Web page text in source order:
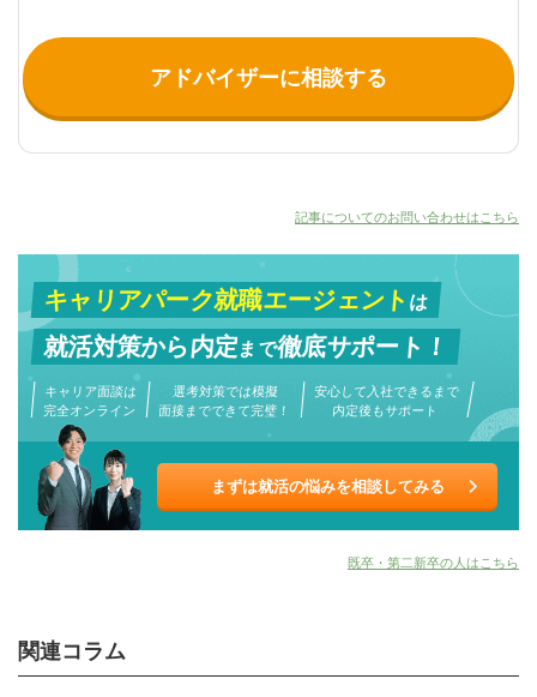
アドバイザーに相談する
記事についてのお問い合わせはこちら
キャリアパーク就職エージェントは
就活対策から内定まで徹底サポート！
キャリア面談は
完全オンライン
選考対策では模擬
面接までできて完璧！
安心して入社できるまで
内定後もサポート
まずは就活の悩みを相談してみる
既卒・第二新卒の人はこちら
関連コラム